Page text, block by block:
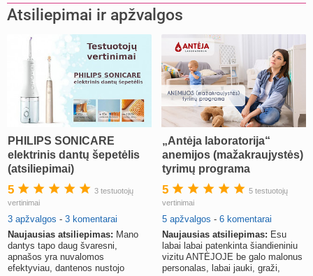
Atsiliepimai ir apžvalgos
PHILIPS SONICARE
elektrinis dantų šepetėlis
(atsiliepimai)
5
3 testuotojų
vertinimai
3 apžvalgos - 3 komentarai
Naujausias atsiliepimas: Mano
dantys tapo daug švaresni,
apnašos yra nuvalomos
efektyviau, dantenos nustojo
„Antėja laboratorija“
anemijos (mažakraujystės)
tyrimų programa
5
5 testuotojų
vertinimai
5 apžvalgos - 6 komentarai
Naujausias atsiliepimas: Esu
labai labai patenkinta šiandieniniu
vizitu ANTĖJOJE be galo malonus
personalas, labai jauki, graži,